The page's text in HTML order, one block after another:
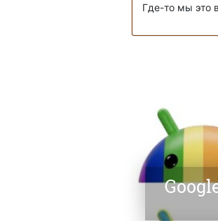
Где-то мы это